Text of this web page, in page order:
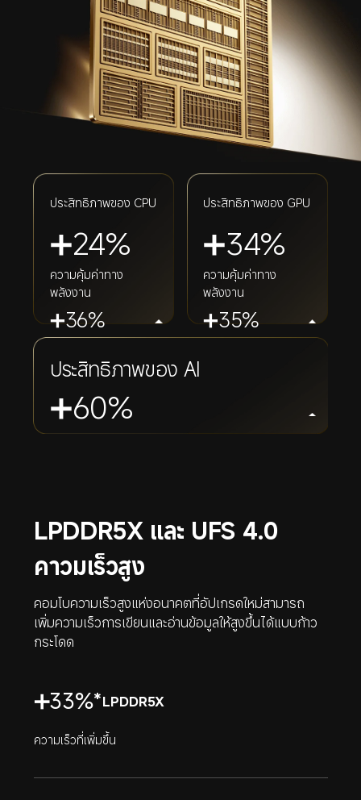
ประสิทธิภาพของ CPU
➕24%
ความคุ้มค่าทาง
พลังงาน
➕36%
ประสิทธิภาพของ GPU
➕34%
ความคุ้มค่าทาง
พลังงาน
➕35%
ประสิทธิภาพของ AI
➕60%
LPDDR5X และ UFS 4.0
คาวมเร็วสูง
คอมโบความเร็วสูงแห่งอนาคตที่อัปเกรดใหม่สามารถ
เพิ่มความเร็วการเขียนและอ่านข้อมูลให้สูงขึ้นได้แบบก้าว
กระโดด
➕33%*LPDDR5X
ความเร็วที่เพิ่มขึ้น